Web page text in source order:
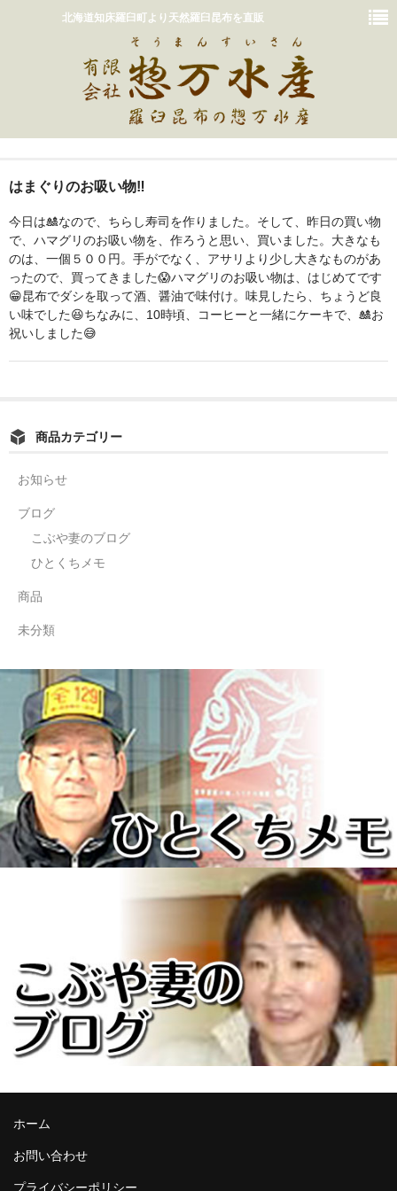
北海道知床羅臼町より天然羅臼昆布を直販
販売商品一覧
カート
惣万水産って？
はまぐりのお吸い物‼️
今日は🎎なので、ちらし寿司を作りました。そして、昨日の買い物
で、ハマグリのお吸い物を、作ろうと思い、買いました。大きなも
のは、一個５００円。手がでなく、アサリより少し大きなものがあ
ったので、買ってきました😱ハマグリのお吸い物は、はじめてです
😁昆布でダシを取って酒、醤油で味付け。味見したら、ちょうど良
い味でした😆ちなみに、10時頃、コーヒーと一緒にケーキで、🎎お
祝いしました😅
商品カテゴリー
お知らせ
ブログ
こぶや妻のブログ
ひとくちメモ
商品
未分類
ホーム
お問い合わせ
プライバシーポリシー